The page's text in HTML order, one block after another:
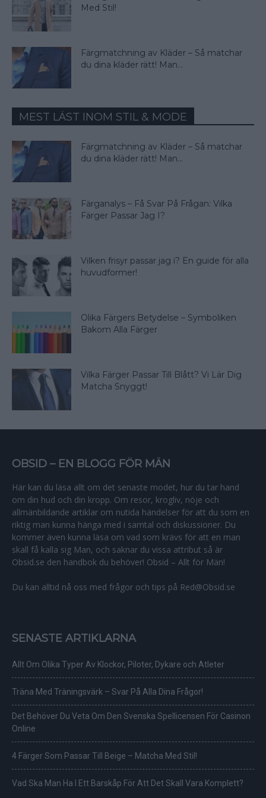
Med Stil!
Färgmatchning av Kläder – Så matchar
du dina kläder rätt! Man...
MEST LÄST INOM STIL & MODE
Färgmatchning av Kläder – Så matchar
du dina kläder rätt! Man...
Färganalys – Få Svar På Frågan: Vilka
Färger Passar Jag I?
Vilken frisyr passar jag i? En guide för alla
huvudformer!
Olika Färgers Betydelse – Symboliken
Bakom Alla Färger
Vilka Färger Passar Till Blått? Vi Lär Dig
Matcha Snyggt!
OBSID – EN BLOGG FÖR MÄN
Här kan du läsa allt om det senaste modet, hur du tar hand
om din hud och din kropp. Om resor, krogliv, nöje och
allmänbildande artiklar om nutida händelser för att du som en
riktig man kunna hänga med i samtal och diskussioner. Du
kommer även kunna läsa om vad som krävs för att en man
skall få kalla sig Man, och saknar du vissa attribut så är
Obsid.se den handbok du behöver! Obsid – Allt för Män!
Du kan alltid nå oss med frågor och tips på Red@Obsid.se
SENASTE ARTIKLARNA
Allt Om Olika Typer Av Klockor, Piloter, Dykare och Atleter
Träna Med Träningsvärk – Svar På Alla Dina Frågor!
Det Behöver Du Veta Om Den Svenska Spellicensen För Casinon
Online
4 Färger Som Passar Till Beige – Matcha Med Stil!
Vad Ska Man Ha I Ett Barskåp För Att Det Skall Vara Komplett?